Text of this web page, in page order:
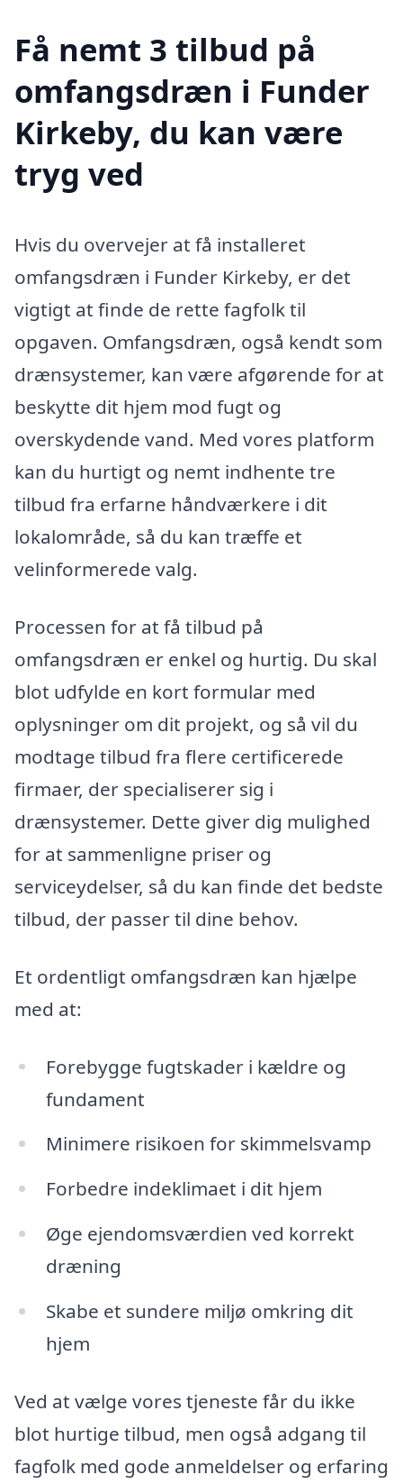
Få nemt 3 tilbud på
omfangsdræn i Funder
Kirkeby, du kan være
tryg ved
Hvis du overvejer at få installeret
omfangsdræn i Funder Kirkeby, er det
vigtigt at finde de rette fagfolk til
opgaven. Omfangsdræn, også kendt som
drænsystemer, kan være afgørende for at
beskytte dit hjem mod fugt og
overskydende vand. Med vores platform
kan du hurtigt og nemt indhente tre
tilbud fra erfarne håndværkere i dit
lokalområde, så du kan træffe et
velinformerede valg.
Processen for at få tilbud på
omfangsdræn er enkel og hurtig. Du skal
blot udfylde en kort formular med
oplysninger om dit projekt, og så vil du
modtage tilbud fra flere certificerede
firmaer, der specialiserer sig i
drænsystemer. Dette giver dig mulighed
for at sammenligne priser og
serviceydelser, så du kan finde det bedste
tilbud, der passer til dine behov.
Et ordentligt omfangsdræn kan hjælpe
med at:
Forebygge fugtskader i kældre og
fundament
Minimere risikoen for skimmelsvamp
Forbedre indeklimaet i dit hjem
Øge ejendomsværdien ved korrekt
dræning
Skabe et sundere miljø omkring dit
hjem
Ved at vælge vores tjeneste får du ikke
blot hurtige tilbud, men også adgang til
fagfolk med gode anmeldelser og erfaring